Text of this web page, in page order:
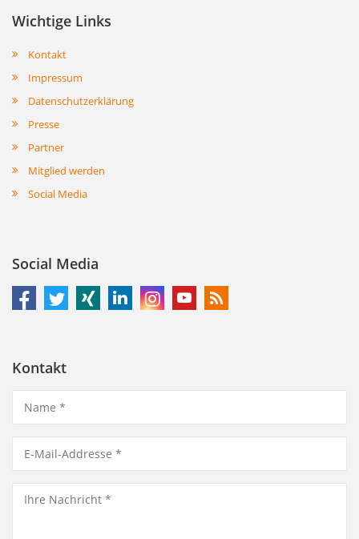
Wichtige Links
Kontakt
Impressum
Datenschutzerklärung
Presse
Partner
Mitglied werden
Social Media
Social Media
Kontakt